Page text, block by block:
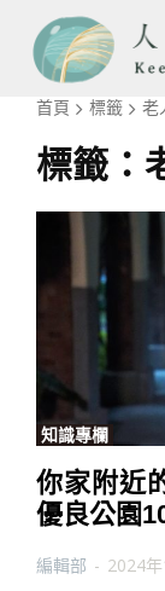
首頁 標籤 老
標籤：
知識專欄
你家附近
優良公園
編輯部 - 2024